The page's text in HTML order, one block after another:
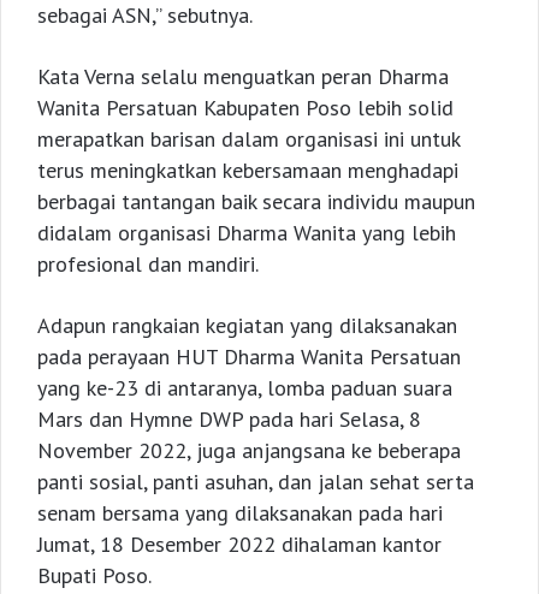
sebagai ASN,” sebutnya.
Kata Verna selalu menguatkan peran Dharma
Wanita Persatuan Kabupaten Poso lebih solid
merapatkan barisan dalam organisasi ini untuk
terus meningkatkan kebersamaan menghadapi
berbagai tantangan baik secara individu maupun
didalam organisasi Dharma Wanita yang lebih
profesional dan mandiri.
Adapun rangkaian kegiatan yang dilaksanakan
pada perayaan HUT Dharma Wanita Persatuan
yang ke-23 di antaranya, lomba paduan suara
Mars dan Hymne DWP pada hari Selasa, 8
November 2022, juga anjangsana ke beberapa
panti sosial, panti asuhan, dan jalan sehat serta
senam bersama yang dilaksanakan pada hari
Jumat, 18 Desember 2022 dihalaman kantor
Bupati Poso.